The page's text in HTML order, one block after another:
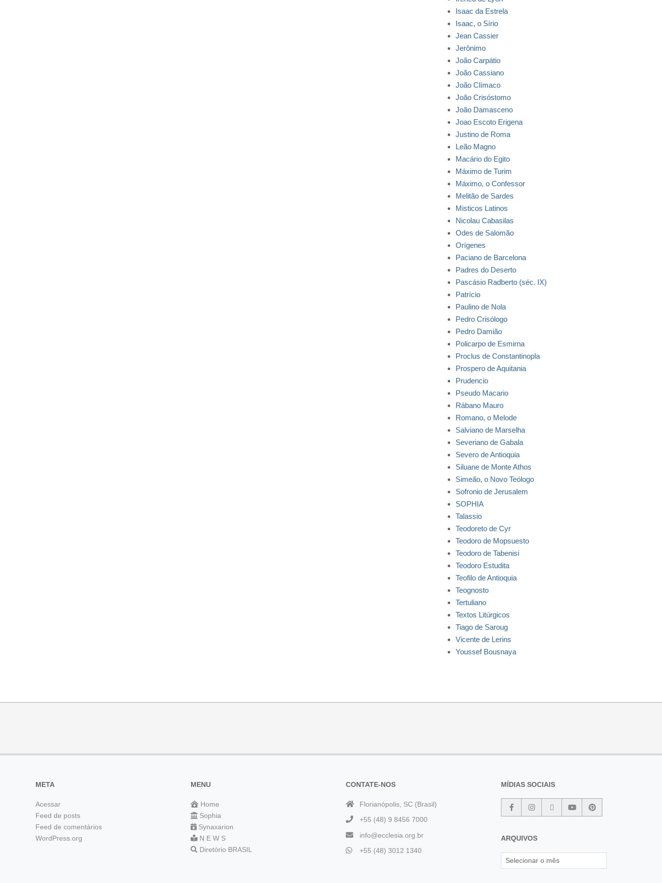
Isaac da Estrela
Isaac, o Sírio
Jean Cassier
Jerônimo
João Carpátio
João Cassiano
João Clímaco
João Crisóstomo
João Damasceno
Joao Escoto Erigena
Justino de Roma
Leão Magno
Macário do Egito
Máximo de Turim
Máximo, o Confessor
Melitão de Sardes
Misticos Latinos
Nicolau Cabasilas
Odes de Salomão
Orígenes
Paciano de Barcelona
Padres do Deserto
Pascásio Radberto (séc. IX)
Patrício
Paulino de Nola
Pedro Crisólogo
Pedro Damião
Policarpo de Esmirna
Proclus de Constantinopla
Prospero de Aquitania
Prudencio
Pseudo Macario
Rábano Mauro
Romano, o Melode
Salviano de Marselha
Severiano de Gabala
Severo de Antioquia
Siluane de Monte Athos
Simeão, o Novo Teólogo
Sofronio de Jerusalem
SOPHIA
Talassio
Teodoreto de Cyr
Teodoro de Mopsuesto
Teodoro de Tabenisi
Teodoro Estudita
Teofilo de Antioquia
Teognosto
Tertuliano
Textos Litúrgicos
Tiago de Saroug
Vicente de Lerins
Youssef Bousnaya
META
Acessar
Feed de posts
Feed de comentários
WordPress.org
MENU
Home
Sophia
Synaxarion
N E W S
Diretório BRASIL
CONTATE-NOS
Florianópolis, SC (Brasil)
+55 (48) 9 8456 7000
info@ecclesia.org.br
+55 (48) 3012 1340
MÍDIAS SOCIAIS
ARQUIVOS